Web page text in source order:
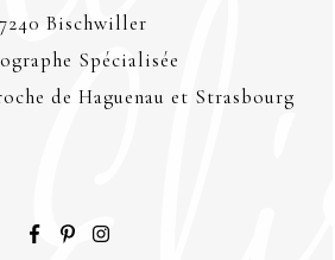
Bischwiller
Spécialisée
de Haguenau et Strasbourg